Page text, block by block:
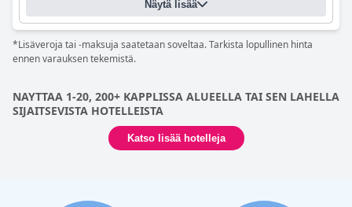
Näytä lisää
*Lisäveroja tai -maksuja saatetaan soveltaa. Tarkista lopullinen hinta
ennen varauksen tekemistä.
NAYTTAA 1-20, 200+ KAPPLISSA ALUEELLA TAI SEN LAHELLA
SIJAITSEVISTA HOTELLEISTA
Katso lisää hotelleja